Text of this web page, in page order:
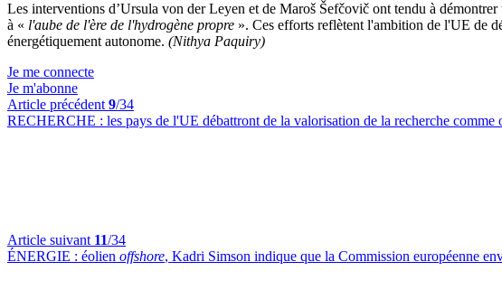
Les interventions d’Ursula von der Leyen et de Maroš Šefčovič ont tendu à
à « l'aube de l'ère de l'hydrogène propre ». Ces efforts reflètent l'ambition de l'UE de
énergétiquement autonome. (Nithya Paquiry)
Je me connecte
Je m'abonne
Article précédent 9/34
RECHERCHE : les pays de l'UE débattront de la valorisation de la recherche
Article suivant 11/34
ÉNERGIE : éolien offshore, Kadri Simson indique que la Commission européenne